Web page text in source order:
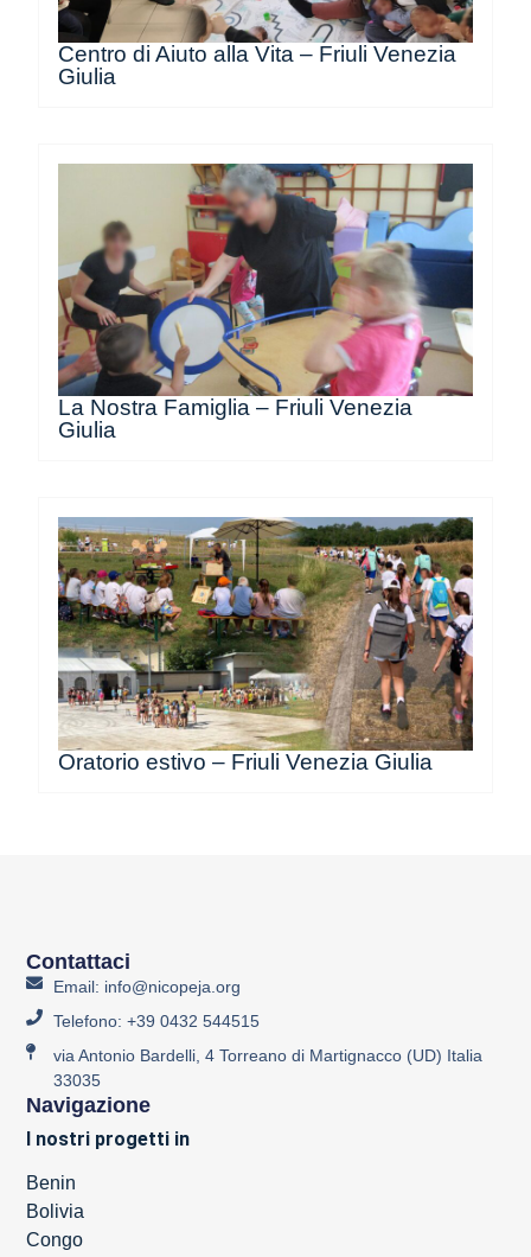
Centro di Aiuto alla Vita – Friuli Venezia
Giulia
La Nostra Famiglia – Friuli Venezia
Giulia
Oratorio estivo – Friuli Venezia Giulia
Contattaci
Email: info@nicopeja.org
Telefono: +39 0432 544515
via Antonio Bardelli, 4 Torreano di Martignacco (UD) Italia
33035
Navigazione
I nostri progetti in
Benin
Bolivia
Congo